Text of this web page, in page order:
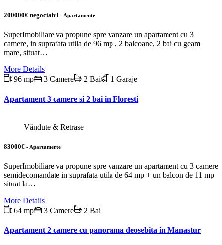
200000€ negociabil - Apartamente
SuperImobiliare va propune spre vanzare un apartament cu 3
camere, in suprafata utila de 96 mp , 2 balcoane, 2 bai cu geam
mare, situat…
More Details
96 mp
3 Camere 2 Bai 1 Garaje
Apartament 3 camere si 2 bai in Floresti
Vândute & Retrase
83000€ - Apartamente
SuperImobiliare va propune spre vanzare un apartament cu 3 camere
semidecomandate in suprafata utila de 64 mp + un balcon de 11 mp
situat la…
More Details
64 mp
3 Camere 2 Bai
Apartament 2 camere cu panorama deosebita in Manastur